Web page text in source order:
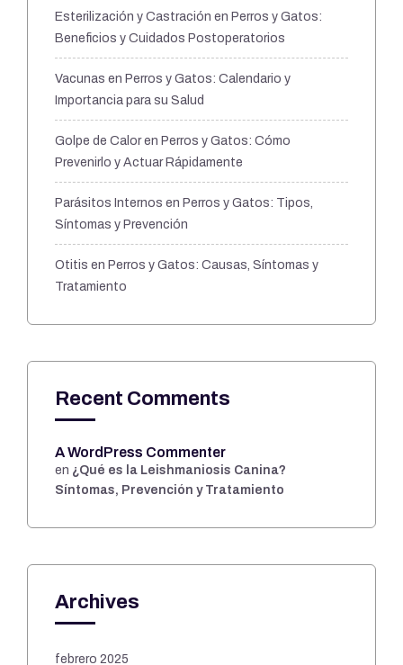
Esterilización y Castración en Perros y Gatos:
Beneficios y Cuidados Postoperatorios
Vacunas en Perros y Gatos: Calendario y
Importancia para su Salud
Golpe de Calor en Perros y Gatos: Cómo
Prevenirlo y Actuar Rápidamente
Parásitos Internos en Perros y Gatos: Tipos,
Síntomas y Prevención
Otitis en Perros y Gatos: Causas, Síntomas y
Tratamiento
Recent Comments
A WordPress Commenter
en ¿Qué es la Leishmaniosis Canina?
Síntomas, Prevención y Tratamiento
Archives
febrero 2025